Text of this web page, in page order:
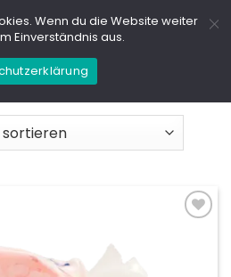
Wenn du die Website weiter
Einverständnis aus.